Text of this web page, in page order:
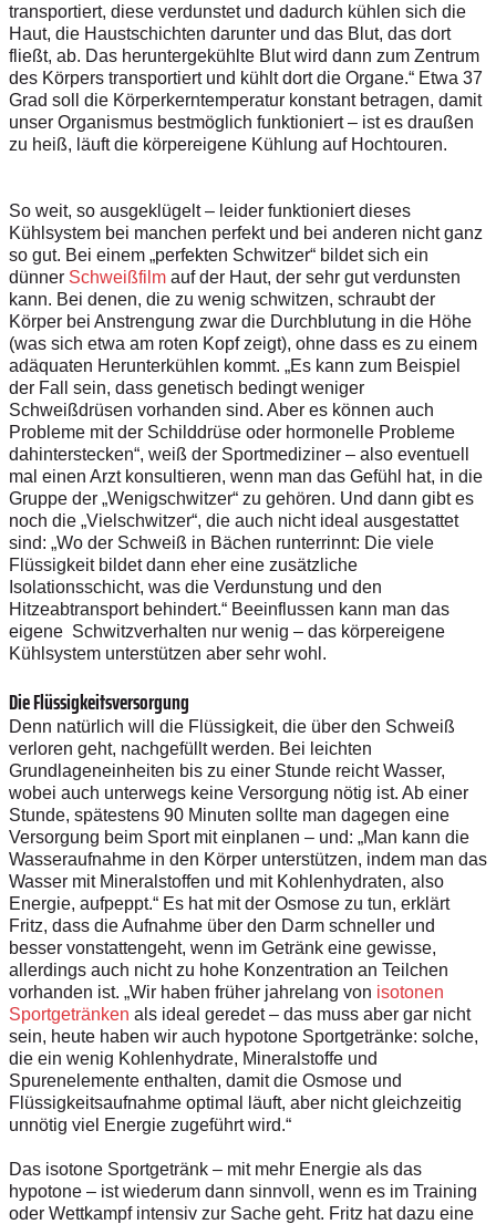
transportiert, diese verdunstet und dadurch kühlen sich die
Haut, die Haustschichten darunter und das Blut, das dort
fließt, ab. Das heruntergekühlte Blut wird dann zum Zentrum
des Körpers transportiert und kühlt dort die Organe.“ Etwa 37
Grad soll die Körperkerntemperatur konstant betragen, damit
unser Organismus bestmöglich funktioniert – ist es draußen
zu heiß, läuft die körpereigene Kühlung auf Hochtouren.
So weit, so ausgeklügelt – leider funktioniert dieses
Kühlsystem bei manchen perfekt und bei anderen nicht ganz
so gut. Bei einem „perfekten Schwitzer“ bildet sich ein
dünner Schweißfilm auf der Haut, der sehr gut verdunsten
kann. Bei denen, die zu wenig schwitzen, schraubt der
Körper bei Anstrengung zwar die Durchblutung in die Höhe
(was sich etwa am roten Kopf zeigt), ohne dass es zu einem
adäquaten Herunterkühlen kommt. „Es kann zum Beispiel
der Fall sein, dass genetisch bedingt weniger
Schweißdrüsen vorhanden sind. Aber es können auch
Probleme mit der Schilddrüse oder hormonelle Probleme
dahinterstecken“, weiß der Sportmediziner – also eventuell
mal einen Arzt konsultieren, wenn man das Gefühl hat, in die
Gruppe der „Wenigschwitzer“ zu gehören. Und dann gibt es
noch die „Vielschwitzer“, die auch nicht ideal ausgestattet
sind: „Wo der Schweiß in Bächen runterrinnt: Die viele
Flüssigkeit bildet dann eher eine zusätzliche
Isolationsschicht, was die Verdunstung und den
Hitzeabtransport behindert.“ Beeinflussen kann man das
eigene Schwitzverhalten nur wenig – das körpereigene
Kühlsystem unterstützen aber sehr wohl.
Die Flüssigkeitsversorgung
Denn natürlich will die Flüssigkeit, die über den Schweiß
verloren geht, nachgefüllt werden. Bei leichten
Grundlageneinheiten bis zu einer Stunde reicht Wasser,
wobei auch unterwegs keine Versorgung nötig ist. Ab einer
Stunde, spätestens 90 Minuten sollte man dagegen eine
Versorgung beim Sport mit einplanen – und: „Man kann die
Wasseraufnahme in den Körper unterstützen, indem man das
Wasser mit Mineralstoffen und mit Kohlenhydraten, also
Energie, aufpeppt.“ Es hat mit der Osmose zu tun, erklärt
Fritz, dass die Aufnahme über den Darm schneller und
besser vonstattengeht, wenn im Getränk eine gewisse,
allerdings auch nicht zu hohe Konzentration an Teilchen
vorhanden ist. „Wir haben früher jahrelang von isotonen
Sportgetränken als ideal geredet – das muss aber gar nicht
sein, heute haben wir auch hypotone Sportgetränke: solche,
die ein wenig Kohlenhydrate, Mineralstoffe und
Spurenelemente enthalten, damit die Osmose und
Flüssigkeitsaufnahme optimal läuft, aber nicht gleichzeitig
unnötig viel Energie zugeführt wird.“
Das isotone Sportgetränk – mit mehr Energie als das
hypotone – ist wiederum dann sinnvoll, wenn es im Training
oder Wettkampf intensiv zur Sache geht. Fritz hat dazu eine